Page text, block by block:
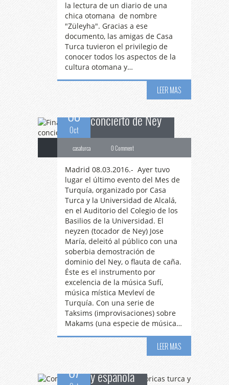
la lectura de un diario de una
chica otomana de nombre
"Züleyha". Gracias a ese
documento, las amigas de Casa
Turca tuvieron el privilegio de
conocer todos los aspectos de la
cultura otomana y…
LEER MAS
08
Oct
Finalizael Mes de
Turquía con un
concierto de Ney
casaturca 0 Comment
Madrid 08.03.2016.- Ayer tuvo
lugar el último evento del Mes de
Turquía, organizado por Casa
Turca y la Universidad de Alcalá,
en el Auditorio del Colegio de los
Basilios de la Universidad. El
neyzen (tocador de Ney) Jose
María, deleitó al público con una
soberbia demostración de
dominio del Ney, o flauta de caña.
Éste es el instrumento por
excelencia de la música Sufí,
música mística Mevleví de
Turquía. Con una serie de
Taksims (improvisaciones) sobre
Makams (una especie de música…
LEER MAS
07
Combinación
danzas folklóricas turca
y española